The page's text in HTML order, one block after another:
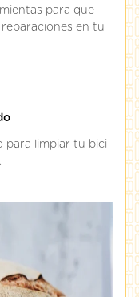
para que
en tu
para limpiar tu bici